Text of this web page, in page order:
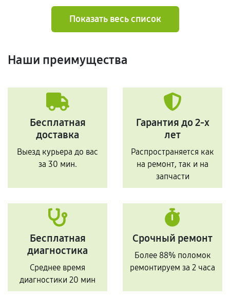
Показать весь список
Наши преимущества
Бесплатная
доставка
Выезд курьера до вас
за 30 мин.
Гарантия до 2-х
лет
Распространяется как
на ремонт, так и на
запчасти
Бесплатная
диагностика
Среднее время
диагностики 20 мин
Срочный ремонт
Более 88% поломок
ремонтируем за 2 часа